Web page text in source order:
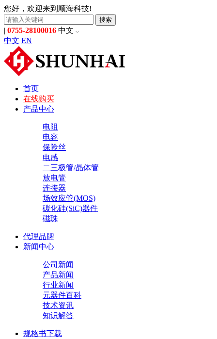
您好，欢迎来到顺海科技!
搜索
| 0755-28100016 中文
中文 EN
首页
在线购买
产品中心
电阻
电容
保险丝
电感
二三极管/晶体管
放电管
连接器
场效应管(MOS)
碳化硅(SiC)器件
磁珠
代理品牌
新闻中心
公司新闻
产品新闻
行业新闻
元器件百科
技术资讯
知识解答
规格书下载